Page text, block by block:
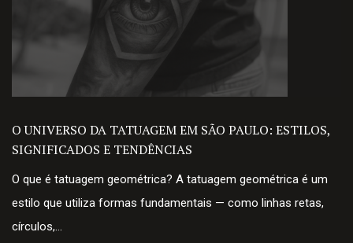
O UNIVERSO DA TATUAGEM EM SÃO PAULO: ESTILOS,
SIGNIFICADOS E TENDÊNCIAS
O que é tatuagem geométrica? A tatuagem geométrica é um
estilo que utiliza formas fundamentais — como linhas retas,
círculos,…